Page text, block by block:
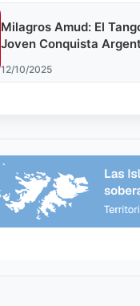
Milagros Amud: El
Joven Conquista
12/10/2025